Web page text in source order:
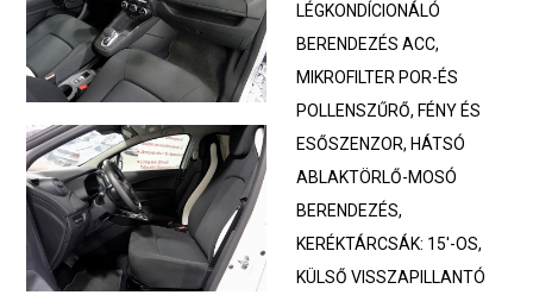
LÉGKONDÍCIONÁLÓ
BERENDEZÉS ACC,
MIKROFILTER POR-ÉS
POLLENSZŰRŐ, FÉNY ÉS
ESŐSZENZOR, HÁTSÓ
ABLAKTÖRLŐ-MOSÓ
BERENDEZÉS,
KERÉKTÁRCSÁK: 15'-OS,
KÜLSŐ VISSZAPILLANTÓ